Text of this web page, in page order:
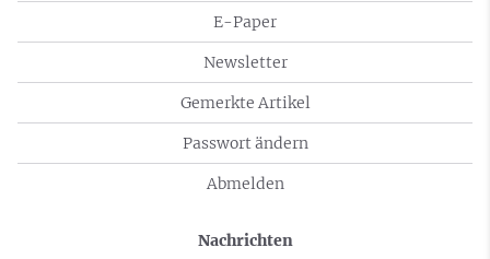
E-Paper
Newsletter
Gemerkte Artikel
Passwort ändern
Abmelden
Nachrichten